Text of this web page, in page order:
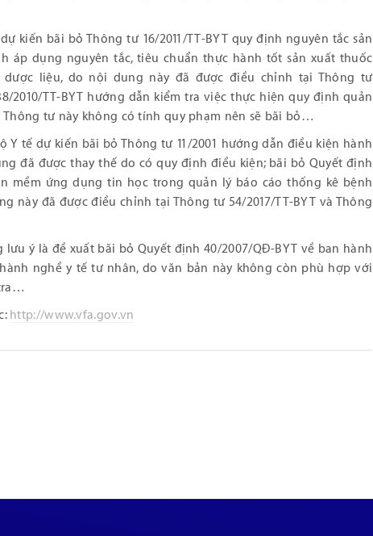
kiến bãi bỏ Thông tư 16/2011/TT-BYT quy định nguyên tắc sản
áp dụng nguyên tắc, tiêu chuẩn thực hành tốt sản xuất thuốc
liệu, do nội dung này đã được điều chỉnh tại Thông tư
2010/TT-BYT hướng dẫn kiểm tra việc thực hiện quy định quản
Thông tư này không có tính quy phạm nên sẽ bãi bỏ…
Y tế dự kiến bãi bỏ Thông tư 11/2001 hướng dẫn điều kiện hành
đã được thay thế do có quy định điều kiện; bãi bỏ Quyết định
mềm ứng dụng tin học trong quản lý báo cáo thống kê bệnh
này đã được điều chỉnh tại Thông tư 54/2017/TT-BYT và Thông
ý là đề xuất bãi bỏ Quyết định 40/2007/QĐ-BYT về ban hành
nghề y tế tư nhân, do văn bản này không còn phù hợp với
http://www.vfa.gov.vn